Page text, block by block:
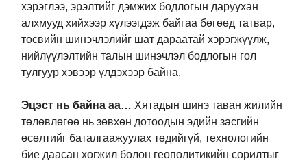
хэрэглээ, эрэлтийг дэмжих бодлогын даруухан
алхмууд хийхээр хүлээгдэж байгаа бөгөөд татвар,
төсвийн шинэчлэлийг шат дараатай хэрэгжүүлж,
нийлүүлэлтийн талын шинэчлэл бодлогын гол
тулгуур хэвээр үлдэхээр байна.
Эцэст нь байна аа… Хятадын шинэ таван жилийн
төлөвлөгөө нь зөвхөн дотоодын эдийн засгийн
өсөлтийг баталгаажуулах төдийгүй, технологийн
бие даасан хөгжил болон геополитикийн сорилтыг